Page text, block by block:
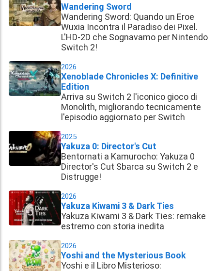
Wandering Sword
Wandering Sword: Quando un Eroe
Wuxia Incontra il Paradiso dei Pixel.
L'HD-2D che Sognavamo per Nintendo
Switch 2!
2026
Xenoblade Chronicles X: Definitive
Edition
Arriva su Switch 2 l'iconico gioco di
Monolith, migliorando tecnicamente
l'episodio aggiornato per Switch
2025
Yakuza 0: Director's Cut
Bentornati a Kamurocho: Yakuza 0
Director's Cut Sbarca su Switch 2 e
Distrugge!
2026
Yakuza Kiwami 3 & Dark Ties
Yakuza Kiwami 3 & Dark Ties: remake
estremo con storia inedita
2026
Yoshi and the Mysterious Book
Yoshi e il Libro Misterioso: